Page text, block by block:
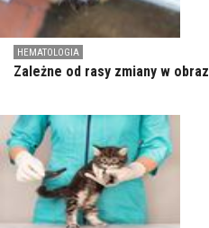
HEMATOLOGIA
Zależne od rasy zmiany w